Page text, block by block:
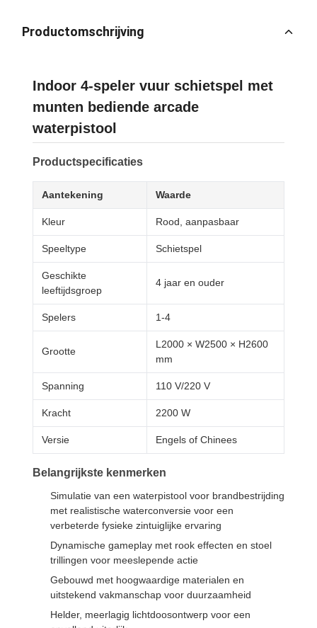
Productomschrijving
Indoor 4-speler vuur schietspel met
munten bediende arcade
waterpistool
Productspecificaties
Aantekening Waarde
Kleur Rood, aanpasbaar
Speeltype Schietspel
Geschikte
leeftijdsgroep
4 jaar en ouder
Spelers 1-4
Grootte
L2000 × W2500 × H2600
mm
Spanning 110 V/220 V
Kracht 2200 W
Versie Engels of Chinees
Belangrijkste kenmerken
Simulatie van een waterpistool voor brandbestrijding
met realistische waterconversie voor een
verbeterde fysieke zintuiglijke ervaring
Dynamische gameplay met rook effecten en stoel
trillingen voor meeslepende actie
Gebouwd met hoogwaardige materialen en
uitstekend vakmanschap voor duurzaamheid
Helder, meerlagig lichtdoosontwerp voor een